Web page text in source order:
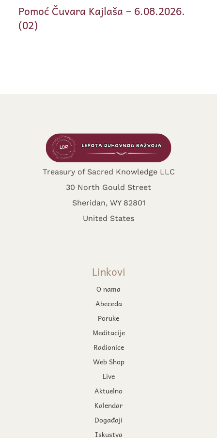
Pomoć Čuvara Kajlaša – 6.08.2026.
(02)
Treasury of Sacred Knowledge LLC
30 North Gould Street
Sheridan, WY 82801
United States
Linkovi
O nama
Abeceda
Poruke
Meditacije
Radionice
Web Shop
Live
Aktuelno
Kalendar
Događaji
Iskustva